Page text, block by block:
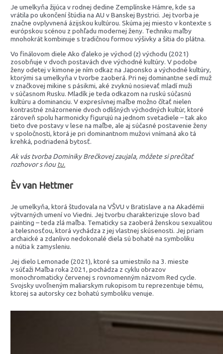
Je umelkyňa žijúca v rodnej dedine Zemplínske Hámre, kde sa
vrátila po ukončení štúdia na AU v Banskej Bystrici. Jej tvorba je
značne ovplyvnená ázijskou kultúrou. Skúma jej miesto v kontexte s
európskou scénou z pohľadu modernej ženy. Techniku maľby
mnohokrát kombinuje s tradičnou formou výšivky a šitia do plátna.
Vo finálovom diele Ako ďaleko je východ (z) východu (2021)
zosobňuje v dvoch postavách dve východné kultúry. V podobe
ženy odetej v kimone je ním odkaz na Japonsko a východné kultúry,
ktorými sa umelkyňa v tvorbe zaoberá. Pri nej dominantne sedí muž
v značkovej mikine s pásikmi, aké zvyknú nosievať mladí muži
v súčasnom Rusku. Mladík je teda odkazom na ruskú súčasnú
kultúru a dominanciu. V expresívnej maľbe možno čítať nielen
kontrastné znázornenie dvoch odlišných východných kultúr, ktoré
zároveň spolu harmonicky figurujú na jednom svetadiele – tak ako
tieto dve postavy v lese na maľbe, ale aj súčasné postavenie ženy
v spoločnosti, ktorá je pri dominantnom mužovi vnímaná ako tá
krehká, podriadená bytosť.
Ak vás tvorba Dominiky Brečkovej zaujala, môžete si prečítať
rozhovor s ňoutu.
Èv van Hettmer
Je umelkyňa, ktorá študovala na VŠVU v Bratislave a na Akadémii
výtvarných umení vo Viedni. Jej tvorbu charakterizuje slovo bad
painting – teda zlá maľba. Tematicky sa zaoberá ženskou sexualitou
a telesnosťou, ktorá vychádza z jej vlastnej skúsenosti. Jej priam
archaické a zdanlivo nedokonalé diela sú bohaté na symboliku
a nútia k zamysleniu.
Jej dielo Lemonade (2021), ktoré sa umiestnilo na 3. mieste
v súťaži Maľba roka 2021, pochádza z cyklu obrazov
monochromaticky červenej s rovnomenným názvom Red cycle.
Svojsky uvoľneným maliarskym rukopisom tu reprezentuje tému,
ktorej sa autorsky cez bohatú symboliku venuje.